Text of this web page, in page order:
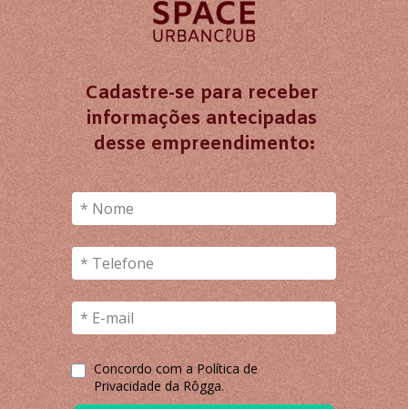
Concordo com a Política de
Privacidade da Rôgga.
Cadastre-se para receber
informações antecipadas
desse empreendimento: